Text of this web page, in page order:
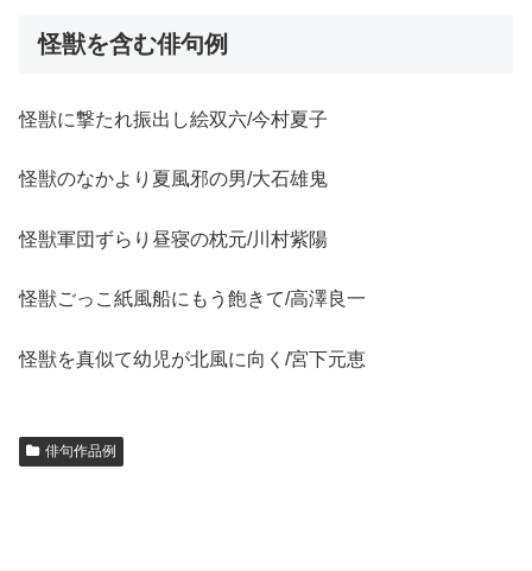
怪獣を含む俳句例
怪獣に撃たれ振出し絵双六/今村夏子
怪獣のなかより夏風邪の男/大石雄鬼
怪獣軍団ずらり昼寝の枕元/川村紫陽
怪獣ごっこ紙風船にもう飽きて/高澤良一
怪獣を真似て幼児が北風に向く/宮下元恵
俳句作品例